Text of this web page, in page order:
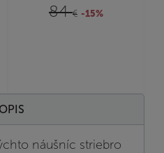
84€ -15%
náušníc striebro